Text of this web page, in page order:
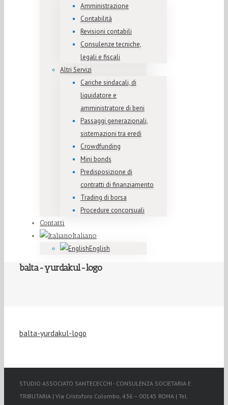
Amministrazione
Contabilità
Revisioni contabili
Consulenze tecniche,
legali e fiscali
Altri Servizi
Cariche sindacali, di
liquidatore e
amministratore di beni
Passaggi generazionali,
sistemazioni tra eredi
Crowdfunding
Mini bonds
Predisposizione di
contratti di finanziamento
Trading di borsa
Procedure concorsuali
Contatti
Italiano
English
balta-yurdakul-logo
balta-yurdakul-logo
STUDIO ASSOCIATO SANTECECCHI - CONSULENZA SOCIETARIA E
TRIBUTARIA | Via Cristoforo Colombo, 436 – 00145 ROMA | Tel.